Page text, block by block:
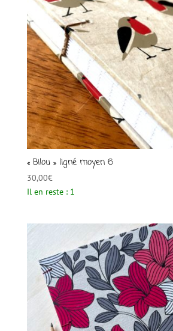
« Bilou » ligné moyen 6
30,00€
Il en reste : 1